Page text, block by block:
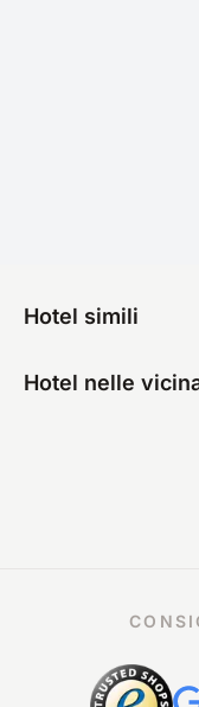
Hotel simili
Hotel nelle